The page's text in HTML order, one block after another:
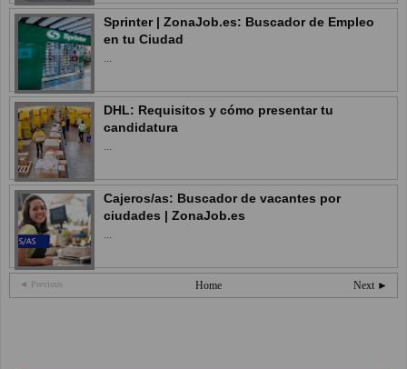
Sprinter | ZonaJob.es: Buscador de Empleo
en tu Ciudad
...
DHL: Requisitos y cómo presentar tu
candidatura
...
Cajeros/as: Buscador de vacantes por
ciudades | ZonaJob.es
...
◄ Previous Next ►
Home